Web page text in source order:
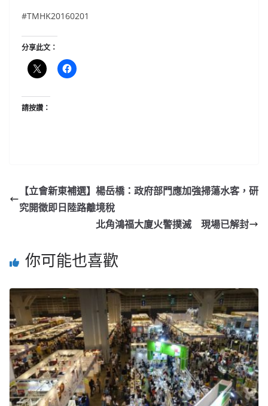
#TMHK20160201
分享此文：
請按讚：
【立會新東補選】楊岳橋：政府部門應加強掃蕩水客，研
究開徵即日陸路離境稅
北角鴻福大廈火警撲滅 現場已解封
你可能也喜歡